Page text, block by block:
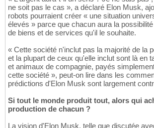
ne soit pas le cas », a déclaré Elon Musk,
robots pourraient créer « une situation
élevés » parce que chacun aura la
de biens et de services qu'il le souhaite.
« Cette société n'inclut pas la majorité de la
et la plupart de ceux qu'elle inclut sont là en
et animaux de compagnie, payés
cette société », peut-on lire dans les
prédictions d'Elon Musk sont largement
Si tout le monde produit tout, alors qui
production de chacun ?
La vision d'Elon Musk, telle que discutée